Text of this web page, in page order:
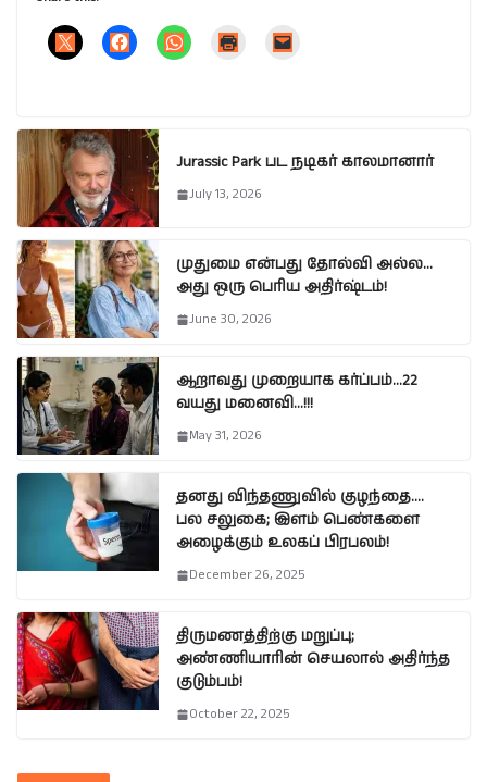
Jurassic Park பட நடிகர் காலமானார்
July 13, 2026
முதுமை என்பது தோல்வி அல்ல…
அது ஒரு பெரிய அதிர்ஷ்டம்!
June 30, 2026
ஆறாவது முறையாக கர்ப்பம்…22
வயது மனைவி…!!!
May 31, 2026
தனது விந்தணுவில் குழந்தை….
பல சலுகை; இளம் பெண்களை
அழைக்கும் உலகப் பிரபலம்!
December 26, 2025
திருமணத்திற்கு மறுப்பு;
அண்ணியாரின் செயலால் அதிர்ந்த
குடும்பம்!
October 22, 2025